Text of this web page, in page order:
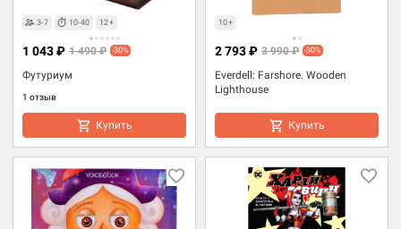
3-7 10-40 12+
Футуриум
1 отзыв
1 043 ₽ 1 490 ₽ -30%
Купить
10+
Everdell: Farshore. Wooden
Lighthouse
2 793 ₽ 3 990 ₽ -30%
Купить